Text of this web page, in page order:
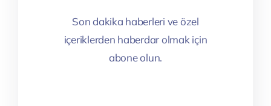
Son dakika haberleri ve özel
içeriklerden haberdar olmak için
abone olun.